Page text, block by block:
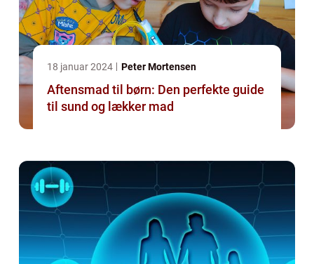
18 januar 2024 Peter Mortensen
Aftensmad til børn: Den perfekte guide
til sund og lækker mad